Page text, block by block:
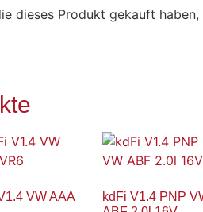
dieses Produkt gekauft
VW AAA
kdFi V1.4 PNP